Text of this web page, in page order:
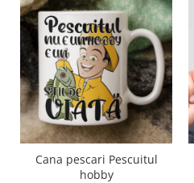
Cana pescari Pescuitul
hobby